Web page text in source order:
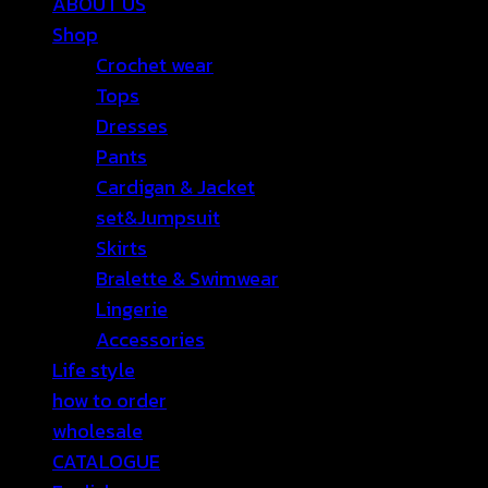
Shop
Crochet wear
Tops
Dresses
Pants
Cardigan & Jacket
set&Jumpsuit
Skirts
Bralette & Swimwear
Lingerie
Accessories
Life style
how to order
wholesale
CATALOGUE